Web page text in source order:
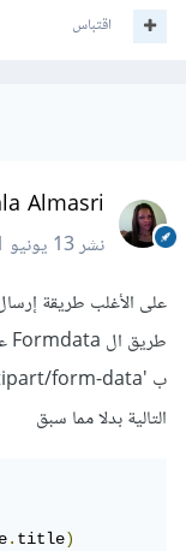
اقتباس
Almasri
نشر13 يونيو 2021
التالية بدلا مما سبق
.title)